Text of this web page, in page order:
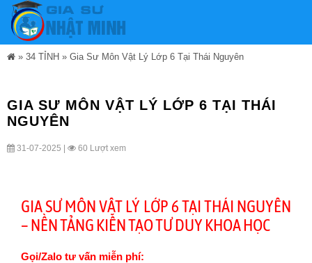
» 34 TỈNH » Gia Sư Môn Vật Lý Lớp 6 Tại Thái Nguyên
GIA SƯ MÔN VẬT LÝ LỚP 6 TẠI THÁI
NGUYÊN
31-07-2025 | 60 Lượt xem
GIA SƯ MÔN VẬT LÝ LỚP 6 TẠI THÁI NGUYÊN
– NỀN TẢNG KIẾN TẠO TƯ DUY KHOA HỌC
Gọi/Zalo tư vấn miễn phí: